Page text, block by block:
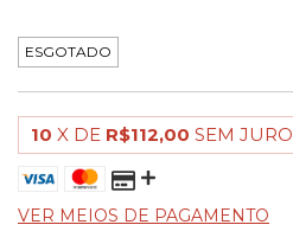
ESGOTADO
10 X DE R$112,00 SEM
VER MEIOS DE PAGAMENTO